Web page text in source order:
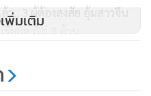
รไทย
ว.. 3 ผู้ต้องสงสัย อุ้มสาวจีน
รียกค่าไถ่ 3 ล้าน
ว! มือปืนโหดพร้อมคนจ้าง
พิ่มเติม